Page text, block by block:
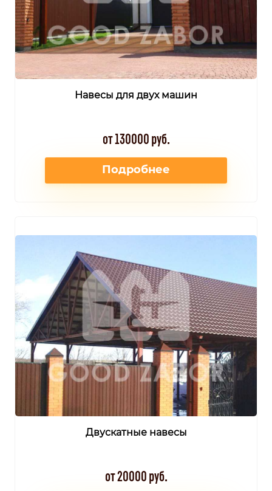
Навесы для двух машин
от 130000 руб.
Подробнее
Двускатные навесы
от 20000 руб.